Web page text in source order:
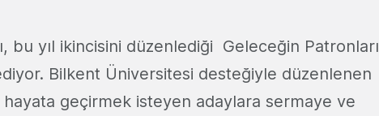
bu yıl ikincisini düzenlediği Geleceğin Patronları
Bilkent Üniversitesi desteğiyle düzenlenen
geçirmek isteyen adaylara sermaye ve